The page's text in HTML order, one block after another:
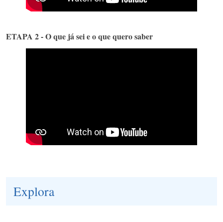
ETAPA 2 - O que já sei e o que quero saber
Explora